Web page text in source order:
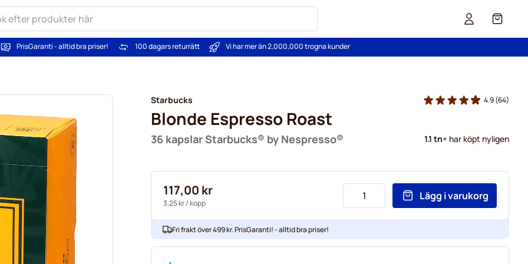
Cart
PrisGaranti - alltid bra priser! 100 dagars returrätt Vi har mer än 2,000,000 trogna kunder
Starbucks
Blonde Espresso Roast
36 kapslar Starbucks® by Nespresso®
4.9(64)
1.1 tn+ har köpt nyligen
117,00 kr
3,25 kr/ kopp
Lägg i varukorg
Fri frakt över 499 kr. PrisGaranti! - alltid bra priser!